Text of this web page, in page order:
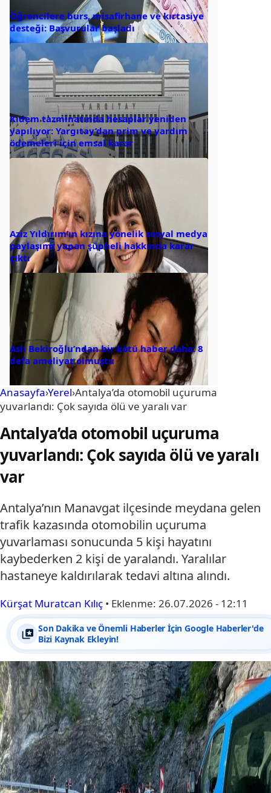
Öğrencilere burs, misafirhane ve kırtasiye
desteği: Başvurular başladı
Kıdem tazminatında hesaplar yeniden
yapılıyor: Yargıtay’dan prim ve yardım
ödemeleri için emsal karar
Aziz Yıldırım’ın kızına yönelik sosyal medya
paylaşımı yapan şüpheli hakkında karar
çıktı
Aslı Bekiroğlu’ndan bir kötü haber daha: 8
defa ameliyat olmuştu
Anasayfa›Yerel›Antalya’da otomobil uçuruma
yuvarlandı: Çok sayıda ölü ve yaralı var
Antalya’da otomobil uçuruma
yuvarlandı: Çok sayıda ölü ve yaralı
var
Antalya’nın Manavgat ilçesinde meydana gelen
trafik kazasında otomobilin uçuruma
yuvarlaması sonucunda 5 kişi hayatını
kaybederken 2 kişi de yaralandı. Yaralılar
hastaneye kaldırılarak tedavi altına alındı.
Kürşat Muratcan Kılıç • Eklenme: 26.07.2026 - 12:11
Son Dakika ve Önemli Haberler İçin Google Haberler'de
Bizi Kaynak Ekleyin!